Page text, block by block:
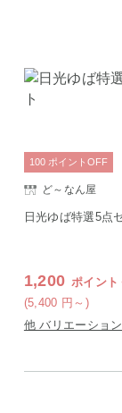
ど～なん屋
日光ゆば特選5点
1,200 ポイント
(5,400 円 ～)
100 ポイント OFF
他 バリエーショ